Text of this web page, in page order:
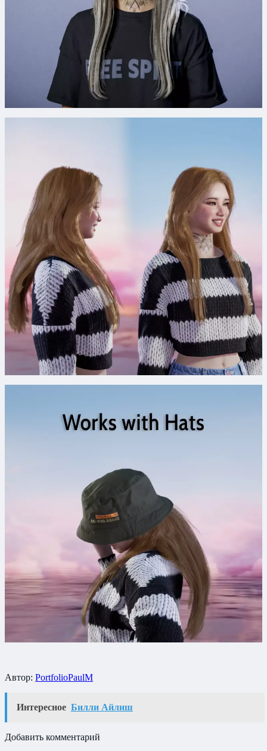
Автор: PortfolioPaulM
Интересное Билли Айлиш
Добавить комментарий